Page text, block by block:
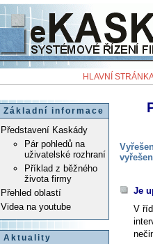
HLAVNÍ
Základní informace
Představení Kaskády
Pár pohledů na
uživatelské rozhraní
Příklad z běžného
života firmy
Přehled oblastí
Videa na youtube
Aktuality
Je
V